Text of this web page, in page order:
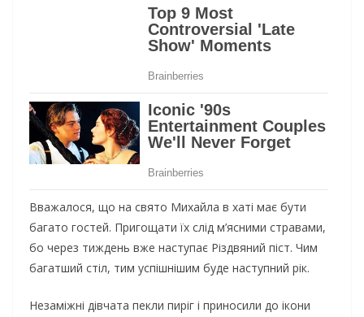
Вважалося, що на свято Михайла в хаті має бути
багато гостей. Пригощати їх слід м’ясними стравами,
бо через тиждень вже наступає Різдвяний піст. Чим
багатший стіл, тим успішнішим буде наступний рік.
Незаміжні дівчата пекли пиріг і приносили до ікони